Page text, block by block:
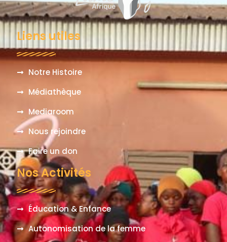
Liens utiles
Notre Histoire
Médiathèque
Mediaroom
Nous rejoindre
Faire un don
Nos Activités
Éducation & Enfance
Autonomisation de la femme